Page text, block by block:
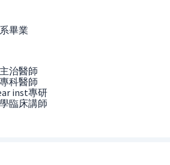
畢業
治醫師
科醫師
inst專研
臨床講師